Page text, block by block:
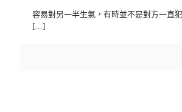
容易對另一半生氣，有時並不是對方一直
[…]